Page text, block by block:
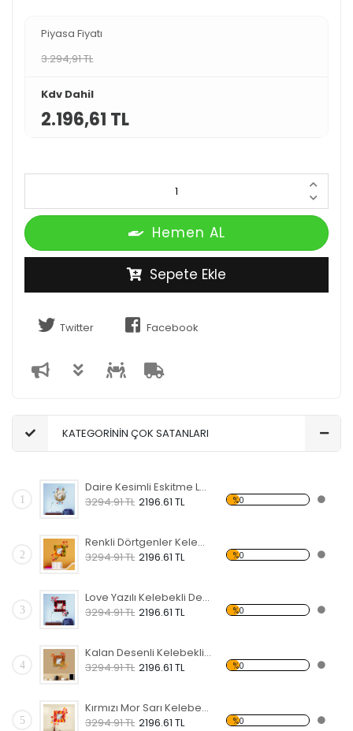
Piyasa Fiyatı
3.294,91 TL
Kdv Dahil
2.196,61 TL
Hemen AL
Sepete Ekle
Twitter Facebook
KATEGORİNİN ÇOK SATANLARI
1
Daire Kesimli Eskitme Lamba ve Köprü Desenli Kelebekli Dekoratif Ahşap Çerçeveli Ayna
3294.91 TL 2196.61 TL %0
2
Renkli Dörtgenler Kelebekli Dekoratif Ahşap Çerçeveli Ayna
3294.91 TL 2196.61 TL %0
3
Love Yazılı Kelebekli Dekoratif Ahşap Çerçeveli Ayna
3294.91 TL 2196.61 TL %0
4
Kalan Desenli Kelebekli Dekoratif Ahşap Çerçeveli Ayna
3294.91 TL 2196.61 TL %0
5
Kırmızı Mor Sarı Kelebekli Dekoratif Ahşap Çerçeveli Ayna
3294.91 TL 2196.61 TL %0